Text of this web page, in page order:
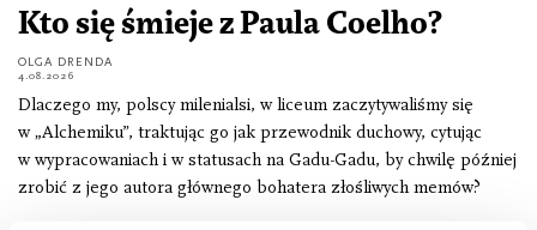
Kto się śmieje z Paula Coelho?
OLGA DRENDA
4.08.2026
Dlaczego my, polscy milenialsi, w liceum zaczytywaliśmy się
w „Alchemiku”, traktując go jak przewodnik duchowy, cytując
w wypracowaniach i w statusach na Gadu-Gadu, by chwilę później
zrobić z jego autora głównego bohatera złośliwych memów?